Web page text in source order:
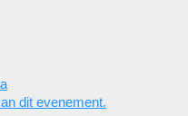
dit evenement.